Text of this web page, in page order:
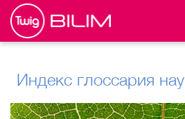
Индекс глоссария